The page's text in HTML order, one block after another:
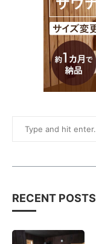
RECENT POSTS